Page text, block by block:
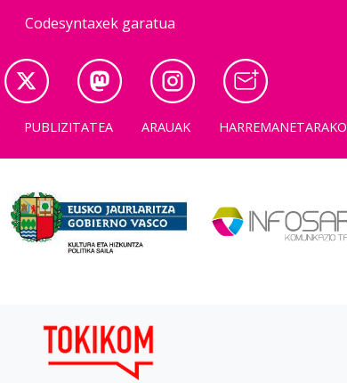
Codesyntaxek garatua
PUBLIZITATEA ARAUAK HARREMANETARAKO